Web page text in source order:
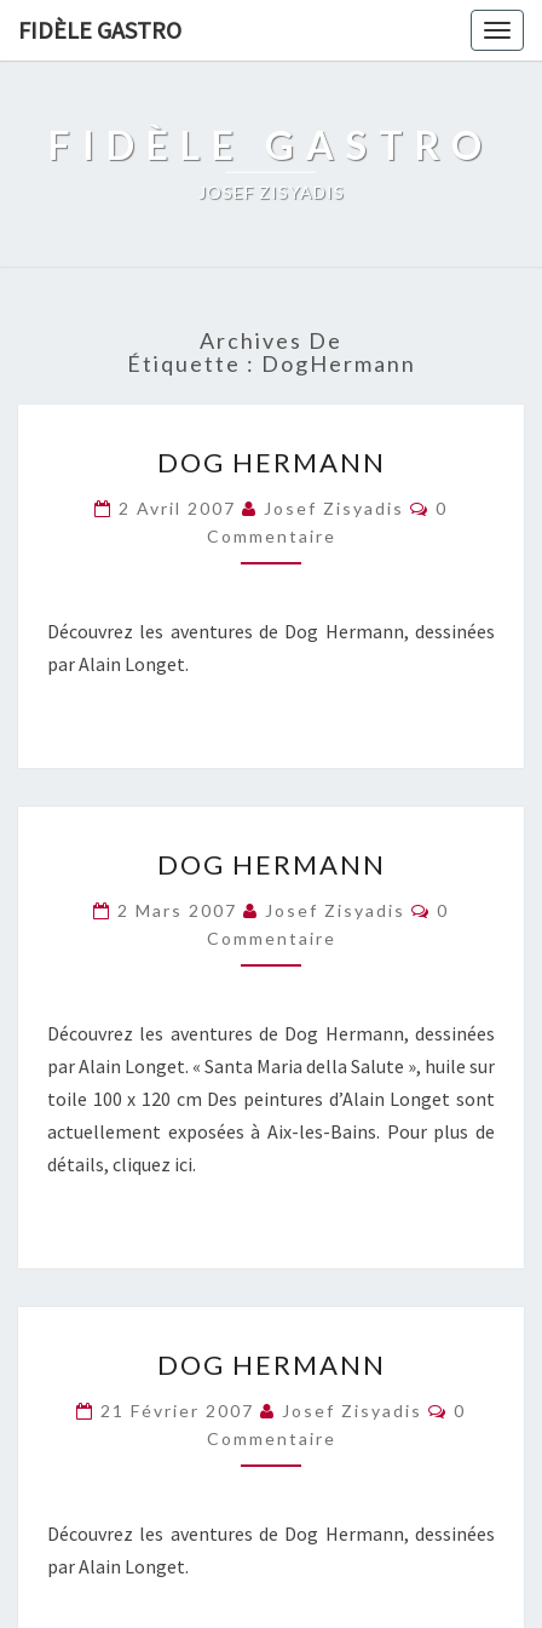
FIDÈLE GASTRO
FIDÈLE GASTRO
JOSEF ZISYADIS
Archives De
Étiquette : DogHermann
HERMANN
DOG HERMANN
2 Avril 2007 Josef Zisyadis
0
Commentaire
Découvrez les aventures de Dog Hermann, dessinées
par Alain Longet.
HERMANN
DOG HERMANN
2 Mars 2007 Josef Zisyadis
0
Commentaire
Découvrez les aventures de Dog Hermann, dessinées
par Alain Longet. « Santa Maria della Salute », huile sur
toile 100 x 120 cm Des peintures d’Alain Longet sont
actuellement exposées à Aix-les-Bains. Pour plus de
détails, cliquez ici.
HERMANN
DOG HERMANN
21 Février 2007 Josef Zisyadis
0
Commentaire
Découvrez les aventures de Dog Hermann, dessinées
par Alain Longet.